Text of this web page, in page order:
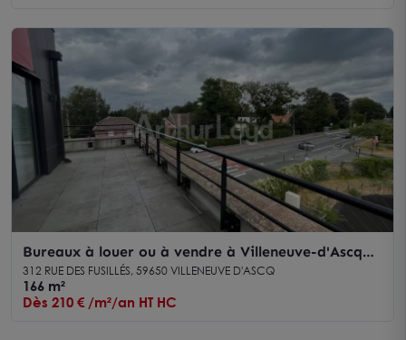
Bureaux à louer ou à vendre à Villeneuve-d'Ascq
avec grande luminosité
312 RUE DES FUSILLÉS, 59650 VILLENEUVE D'ASCQ
166 m²
Dès 210 € /m²/an HT HC